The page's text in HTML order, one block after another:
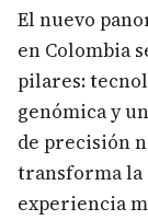
El nuevo
en Colombia
pilares:
genómica y
de precisión
transforma la
experiencia